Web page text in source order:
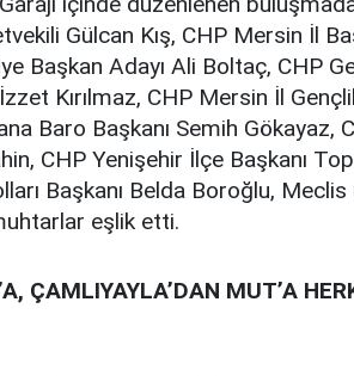
Gülcan Kış, CHP Mersin İl
Başkan Adayı Ali Boltaç, CHP
Kırılmaz, CHP Mersin İl
Baro Başkanı Semih Gökayaz,
CHP Yenişehir İlçe Başkanı
Başkanı Belda Boroğlu,
eşlik etti.
ÇAMLIYAYLA’DAN MUT’A